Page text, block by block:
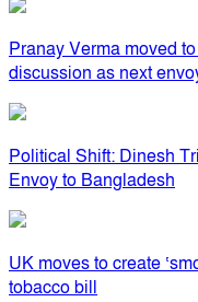
Pranay Verma moved
discussion as next
Political Shift: Dinesh
Envoy to Bangladesh
UK moves to create
tobacco bill